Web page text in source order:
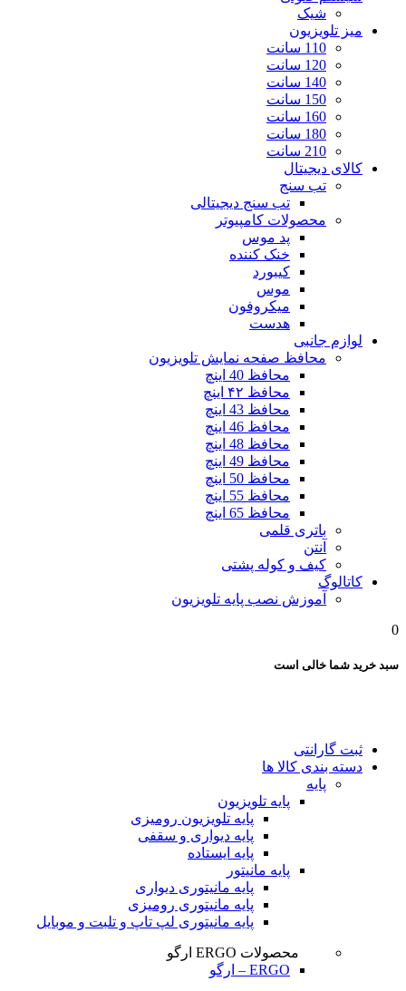
شیک
میز تلویزیون
110 سانت
120 سانت
140 سانت
150 سانت
160 سانت
180 سانت
210 سانت
کالای دیجیتال
تب سنج
تب سنج دیجیتالی
محصولات کامپیوتر
پد موس
خنک کننده
کیبورد
موس
میکروفون
هدست
لوازم جانبی
محافظ صفحه نمایش تلویزیون
محافظ 40 اینچ
محافظ ۴۲ اینچ
محافظ 43 اینچ
محافظ 46 اینچ
محافظ 48 اینچ
محافظ 49 اینچ
محافظ 50 اینچ
محافظ 55 اینچ
محافظ 65 اینچ
باتری قلمی
آنتن
کیف و کوله پشتی
کاتالوگ
آموزش نصب پایه تلویزیون
0
سبد خرید شما خالی است
ثبت گارانتی
دسته بندی کالا ها
پایه
پایه تلویزیون
پایه تلویزیون رومیزی
پایه دیواری و سقفی
پایه ایستاده
پایه مانیتور
پایه مانیتوری دیواری
پایه مانیتوری رومیزی
پایه مانیتوری لپ تاپ و تلبت و موبایل
محصولات ERGO ارگو
ERGO – ارگو